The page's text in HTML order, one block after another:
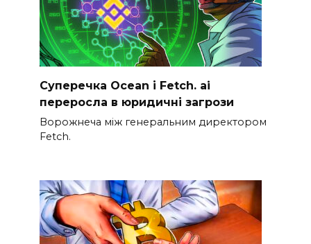
Суперечка Ocean і Fetch. ai
переросла в юридичні загрози
Ворожнеча між генеральним директором
Fetch.